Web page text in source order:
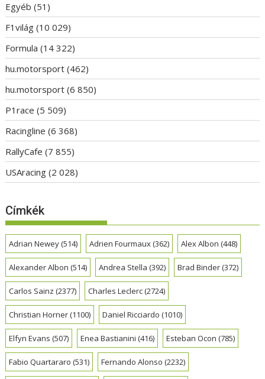
Egyéb (51)
F1világ (10 029)
Formula (14 322)
hu.motorsport (462)
hu.motorsport (6 850)
P1race (5 509)
Racingline (6 368)
RallyCafe (7 855)
USAracing (2 028)
Címkék
Adrian Newey(514) Adrien Fourmaux(362) Alex Albon (448)
Alexander Albon (514) Andrea Stella (392) Brad Binder(372)
Carlos Sainz (2377) Charles Leclerc(2724)
Christian Horner(1100) Daniel Ricciardo (1010)
Elfyn Evans (507) Enea Bastianini (416) Esteban Ocon (785)
Fabio Quartararo (531) Fernando Alonso (2232)